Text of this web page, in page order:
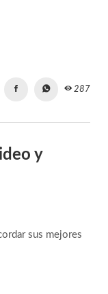
287
y
sus mejores